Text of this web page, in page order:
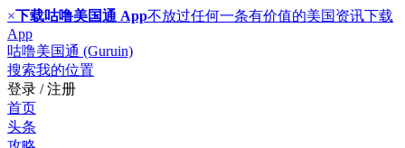
×下载咕噜美国通 App不放过任何一条有价值的美国资讯下载
App
咕噜美国通 (Guruin)
搜索我的位置
登录 / 注册
首页
头条